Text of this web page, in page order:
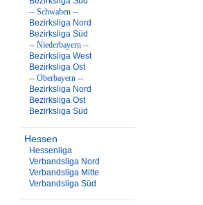
-- Schwaben --
Bezirksliga Nord
Bezirksliga Süd
-- Niederbayern --
Bezirksliga West
Bezirksliga Ost
-- Oberbayern --
Bezirksliga Nord
Bezirksliga Ost
Bezirksliga Süd
Hessen
Hessenliga
Verbandsliga Nord
Verbandsliga Mitte
Verbandsliga Süd